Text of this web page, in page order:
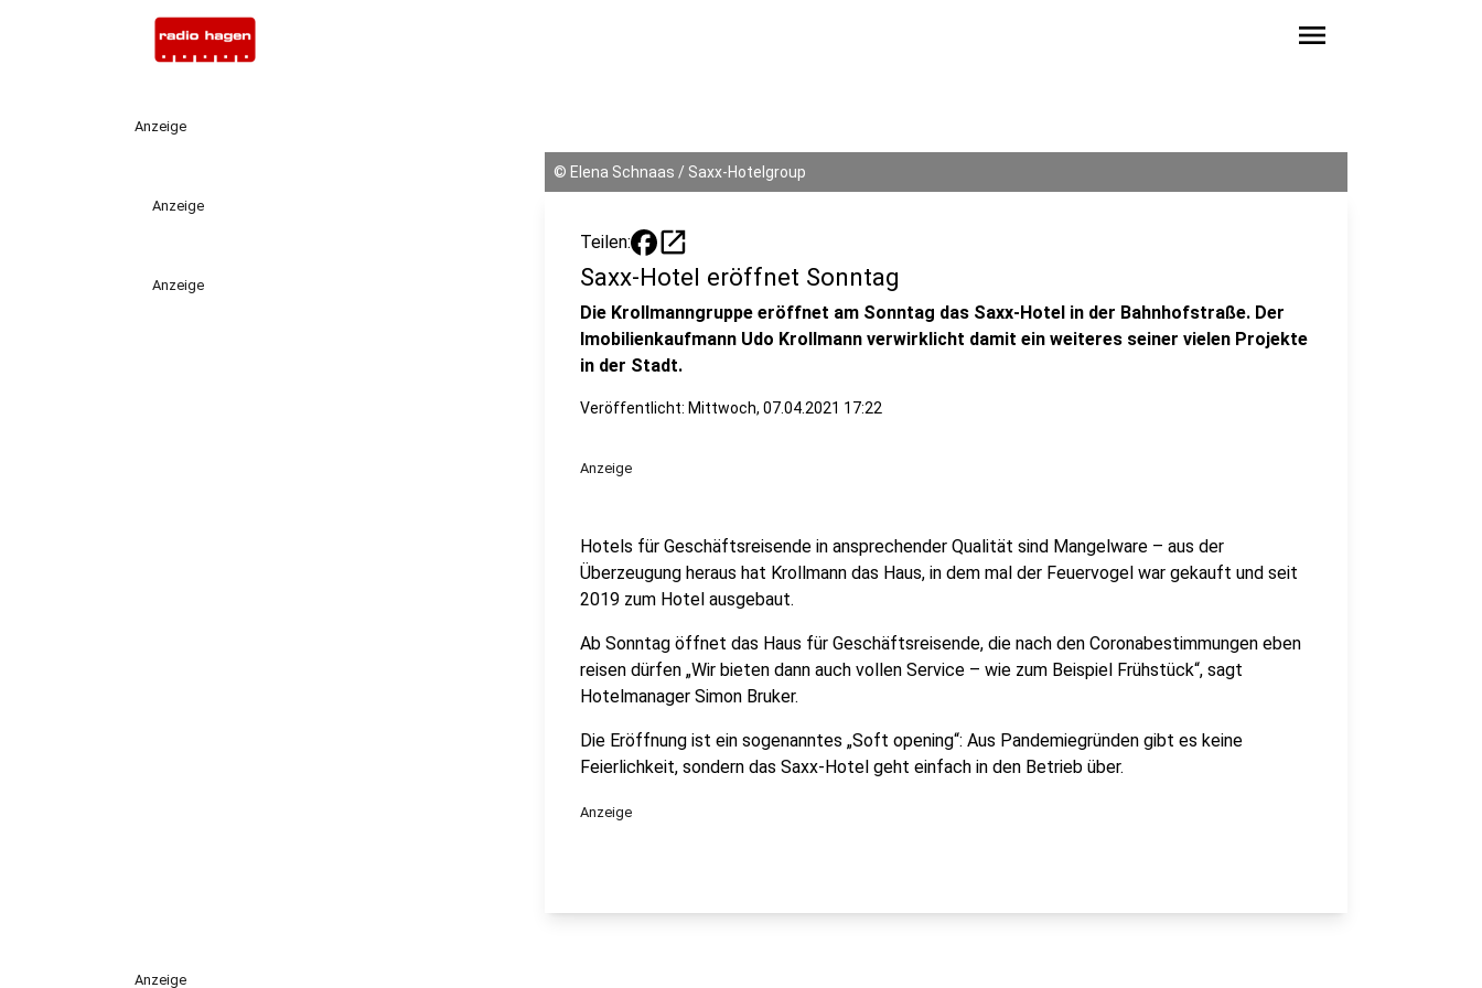
menu
Anzeige
Anzeige
Anzeige
© Elena Schnaas / Saxx-Hotelgroup
Teilen: open_in_new
Saxx-Hotel eröffnet Sonntag
Die Krollmanngruppe eröffnet am Sonntag das Saxx-Hotel in der Bahnhofstraße. Der
Imobilienkaufmann Udo Krollmann verwirklicht damit ein weiteres seiner vielen Projekte
in der Stadt.
Veröffentlicht: Mittwoch, 07.04.2021 17:22
Anzeige
Hotels für Geschäftsreisende in ansprechender Qualität sind Mangelware – aus der
Überzeugung heraus hat Krollmann das Haus, in dem mal der Feuervogel war gekauft und seit
2019 zum Hotel ausgebaut.
Ab Sonntag öffnet das Haus für Geschäftsreisende, die nach den Coronabestimmungen eben
reisen dürfen „Wir bieten dann auch vollen Service – wie zum Beispiel Frühstück“, sagt
Hotelmanager Simon Bruker.
Die Eröffnung ist ein sogenanntes „Soft opening“: Aus Pandemiegründen gibt es keine
Feierlichkeit, sondern das Saxx-Hotel geht einfach in den Betrieb über.
Anzeige
Anzeige